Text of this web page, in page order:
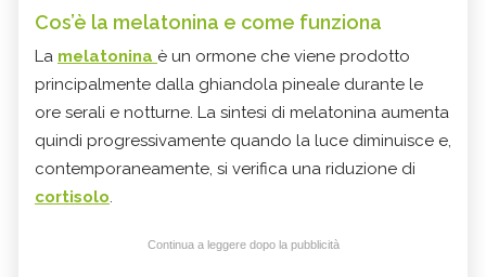
Cos’è la melatonina e come funziona
La melatonina è un ormone che viene prodotto
principalmente dalla ghiandola pineale durante le
ore serali e notturne. La sintesi di melatonina aumenta
quindi progressivamente quando la luce diminuisce e,
contemporaneamente, si verifica una riduzione di
cortisolo.
Continua a leggere dopo la pubblicità